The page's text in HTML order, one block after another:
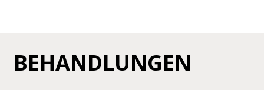
BEHANDLUNGEN